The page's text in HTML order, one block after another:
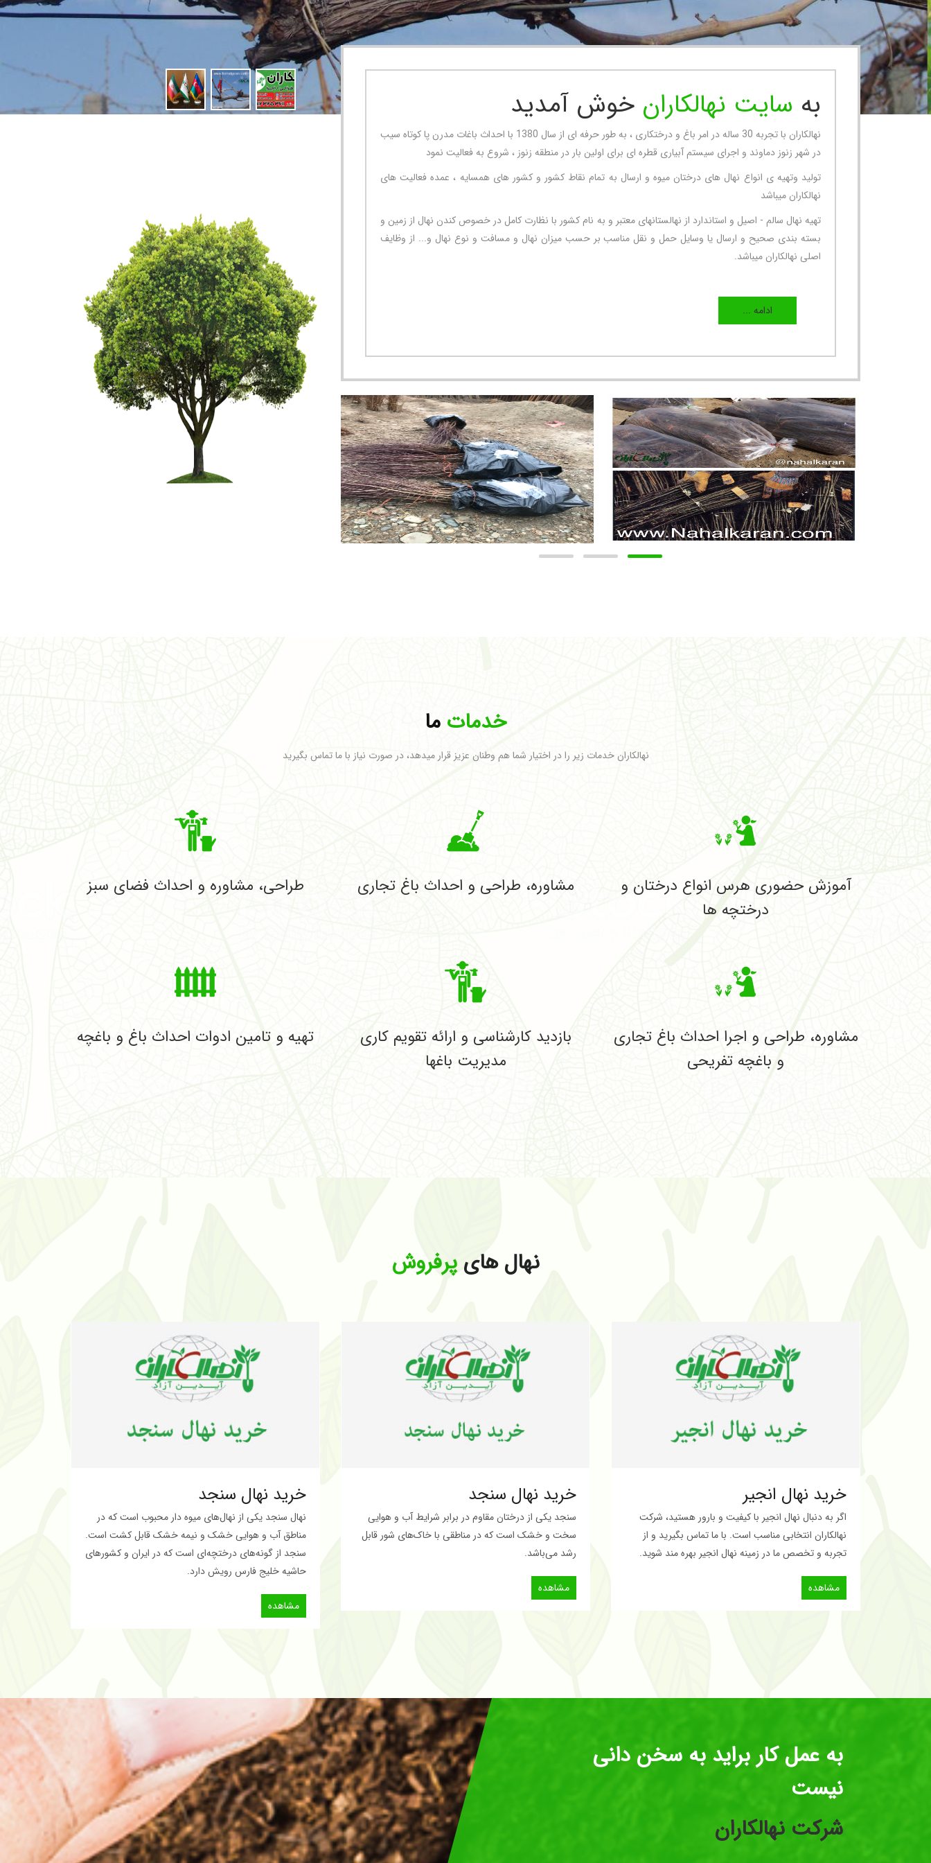
به سایت نهالکاران خوش آمدید
نهالکاران با تجربه 30 ساله در امر باغ و درختکاری ، به طور حرفه ای از سال 1380 با احداث باغات مدرن پا کوتاه سیب
در شهر زنوز دماوند و اجرای سیستم آبیاری قطره ای برای اولین بار در منطقه زنوز ، شروع به فعالیت نمود
تولید وتهیه ی انواع نهال های درختان میوه و ارسال به تمام نقاط کشور و کشور های همسایه ، عمده فعالیت های
نهالکاران میباشد
تهیه نهال سالم - اصیل و استاندارد از نهالستانهای معتبر و به نام کشور با نظارت کامل در خصوص کندن نهال از زمین و
بسته بندی صحیح و ارسال یا وسایل حمل و نقل مناسب بر حسب میزان نهال و مسافت و نوع نهال و... از وظایف
اصلی نهالکاران میباشد.
ادامه ...
خدمات ما
نهالکاران خدمات زیر را در اختیار شما هم وطنان عزیز قرار میدهد، در صورت نیاز با ما تماس بگیرید
طراحی، مشاوره و احداث فضای سبز مشاوره، طراحی و احداث باغ تجاری
آموزش حضوری هرس انواع درختان و
درختچه ها
تهیه و تامین ادوات احداث باغ و باغچه
بازدید کارشناسی و ارائه تقویم کاری
مدیریت باغها
مشاوره، طراحی و اجرا احداث باغ تجاری
و باغچه تفریحی
نهال هایپرفروش
خرید نهال سنجد
نهال سنجد یکی از نهال‌های میوه‌ دار محبوب است که در
مناطق آب و هوایی خشک و نیمه خشک قابل کشت است.
سنجد از گونه‌های درختچه‌ای است که در ایران و کشورهای
حاشیه خلیج فارس رویش دارد.
مشاهده
خرید نهال سنجد
سنجد یکی از درختان مقاوم در برابر شرایط آب و هوایی
سخت و خشک است که در مناطقی با خاک‌های شور قابل
رشد می‌باشد.
مشاهده
خرید نهال انجیر
اگر به دنبال نهال انجیر با کیفیت و بارور هستید، شرکت
نهالکاران انتخابی مناسب است. با ما تماس بگیرید و از
تجربه و تخصص ما در زمینه نهال انجیر بهره مند شوید.
مشاهده
به عمل کار براید به سخن دانی
نیست
شرکت نهالکاران